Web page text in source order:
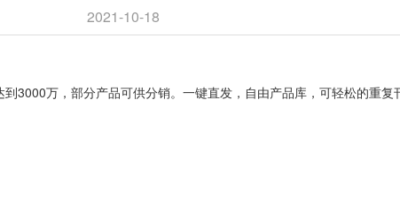
2021-10-18
3000万，部分产品可供分销。一键直发，自由产品库，可轻松的重